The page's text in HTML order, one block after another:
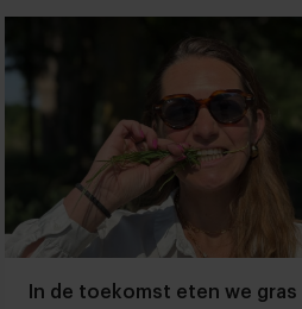
In de toekomst eten we gras